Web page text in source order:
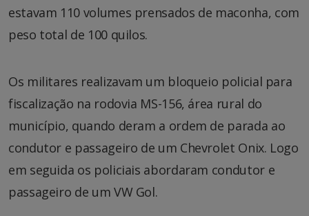
estavam 110 volumes prensados de maconha, com
peso total de 100 quilos.
Os militares realizavam um bloqueio policial para
fiscalização na rodovia MS-156, área rural do
município, quando deram a ordem de parada ao
condutor e passageiro de um Chevrolet Onix. Logo
em seguida os policiais abordaram condutor e
passageiro de um VW Gol.